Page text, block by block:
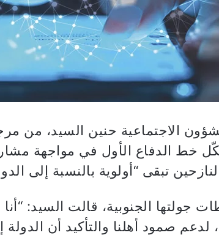
الاجتماعية حنين السيد، من
خط الدفاع الأول في مواجهة
تبقى “أولوية بالنسبة إلى
جولتها الجنوبية، قالت السيد:
لدعم صمود أهلنا والتأكيد أن الدولة